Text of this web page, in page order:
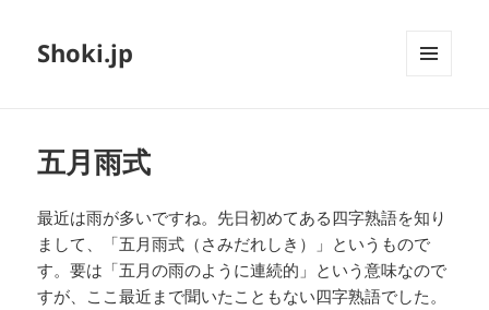
Shoki.jp
五月雨式
最近は雨が多いですね。先日初めてある四字熟語を知り
まして、「五月雨式（さみだれしき）」というもので
す。要は「五月の雨のように連続的」という意味なので
すが、ここ最近まで聞いたこともない四字熟語でした。